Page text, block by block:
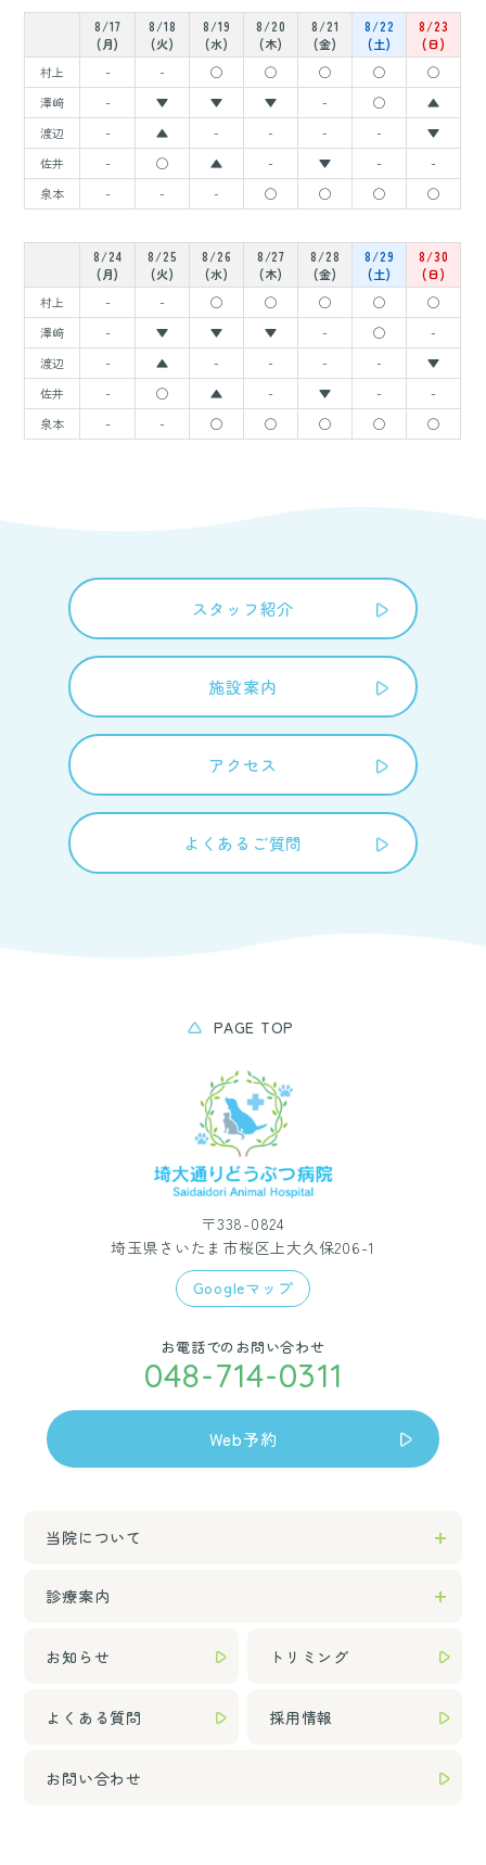
8/17
(月)
8/18
(火)
8/19
(水)
8/20
(木)
8/21
(金)
8/22
(土)
8/23
(日)
村上
- - ◯ ◯ ◯ ◯
◯
澤﨑
- ▼ ▼ ▼ - ◯
▲
渡辺
- ▲ - - - -
▼
佐井
- ◯ ▲ - ▼ -
-
泉本
- - - ◯ ◯ ◯ ◯
8/24
(月)
8/25
(火)
8/26
(水)
8/27
(木)
8/28
(金)
8/29
(土)
8/30
(日)
村上
- - ◯ ◯ ◯ ◯
◯
澤﨑
- ▼ ▼ ▼ - ◯
-
渡辺
- ▲ - - - -
▼
佐井
- ◯ ▲ - ▼ -
-
泉本
- - ◯ ◯ ◯ ◯ ◯
スタッフ紹介
施設案内
アクセス
よくあるご質問
PAGE TOP
〒338-0824
埼玉県さいたま市桜区上大久保206-1
Googleマップ
お電話でのお問い合わせ
048-714-0311
Web予約
当院について
診療案内
お知らせ トリミング
よくある質問 採用情報
お問い合わせ